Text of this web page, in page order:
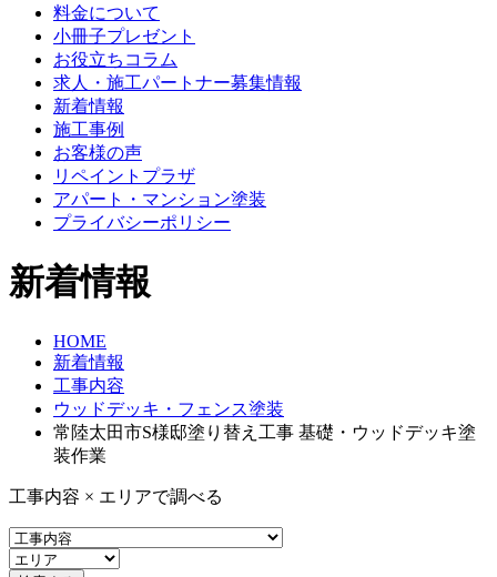
料金について
小冊子プレゼント
お役立ちコラム
求人・施工パートナー募集情報
新着情報
施工事例
お客様の声
リペイントプラザ
アパート・マンション塗装
プライバシーポリシー
新着情報
HOME
新着情報
工事内容
ウッドデッキ・フェンス塗装
常陸太田市S様邸塗り替え工事 基礎・ウッドデッキ塗
装作業
工事内容 × エリアで調べる